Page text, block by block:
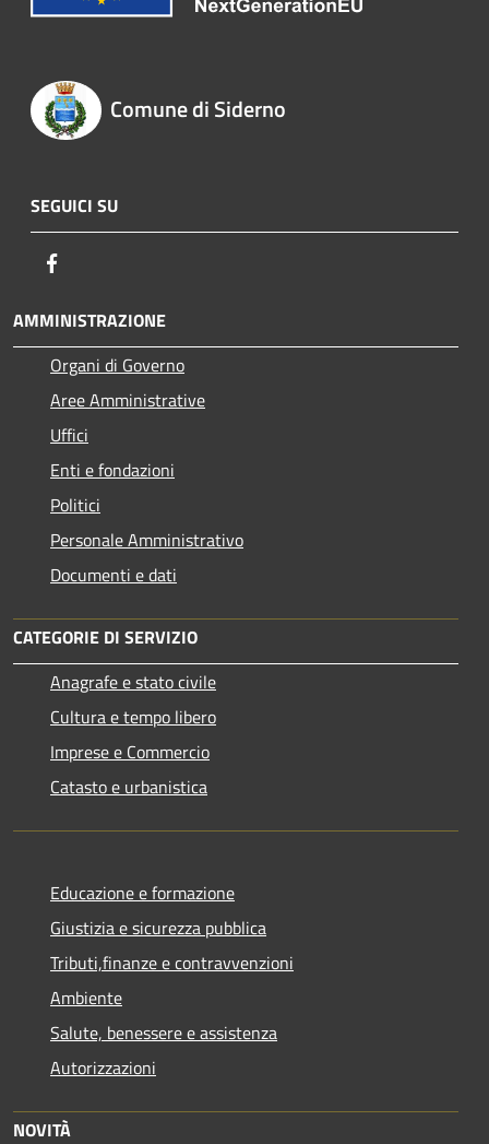
Comune di Siderno
SEGUICI SU
AMMINISTRAZIONE
Organi di Governo
Aree Amministrative
Uffici
Enti e fondazioni
Politici
Personale Amministrativo
Documenti e dati
CATEGORIE DI SERVIZIO
Anagrafe e stato civile
Cultura e tempo libero
Imprese e Commercio
Catasto e urbanistica
Educazione e formazione
Giustizia e sicurezza pubblica
Tributi,finanze e contravvenzioni
Ambiente
Salute, benessere e assistenza
Autorizzazioni
NOVITÀ